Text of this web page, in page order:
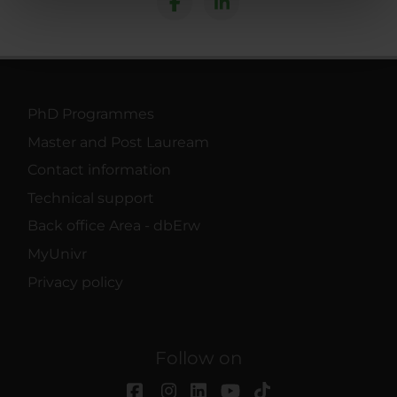
nostri partner che si occupano di analisi dei dati web,
PhD Programmes
Master and Post Lauream
Contact information
Technical support
Back office Area - dbErw
MyUnivr
Privacy policy
Follow on